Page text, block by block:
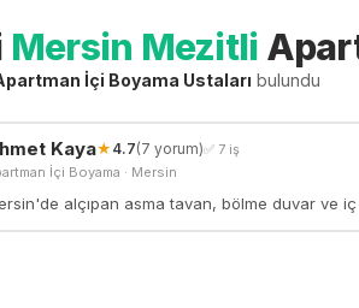
Mersin Mezitli
İçi Boyama Ustaları bulundu
Kaya★ 4.7(7 yorum)✅ 7iş
İçi Boyama · Mersin
alçıpan asma tavan, bölme duvar ve